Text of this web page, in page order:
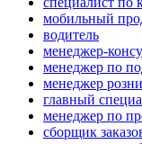
мобильный
водитель
менеджер-
менеджер по
менеджер
главный
менеджер по
сборщик